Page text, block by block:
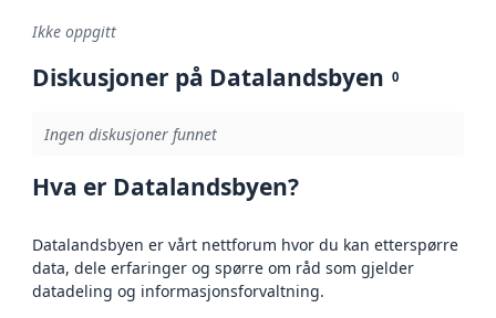
Ikke oppgitt
Diskusjoner på Datalandsbyen 0
Ingen diskusjoner funnet
Hva er Datalandsbyen?
Datalandsbyen er vårt nettforum hvor du kan etterspørre
data, dele erfaringer og spørre om råd som gjelder
datadeling og informasjonsforvaltning.